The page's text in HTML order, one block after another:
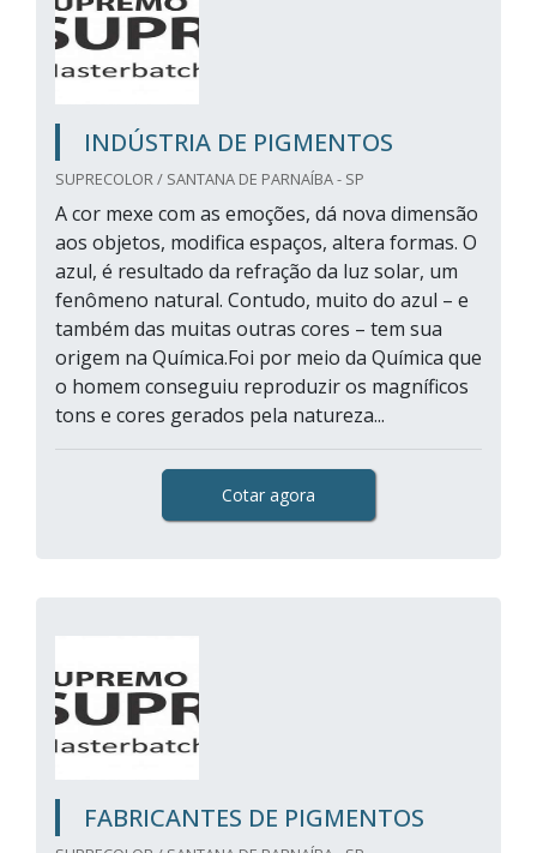
INDÚSTRIA DE PIGMENTOS
SUPRECOLOR / SANTANA DE PARNAÍBA - SP
A cor mexe com as emoções, dá nova dimensão
aos objetos, modifica espaços, altera formas. O
azul, é resultado da refração da luz solar, um
fenômeno natural. Contudo, muito do azul – e
também das muitas outras cores – tem sua
origem na Química.Foi por meio da Química que
o homem conseguiu reproduzir os magníficos
tons e cores gerados pela natureza...
Cotar agora
FABRICANTES DE PIGMENTOS